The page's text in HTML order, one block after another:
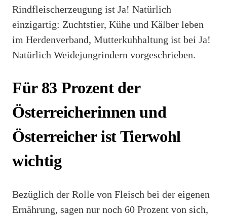
Rindfleischerzeugung ist Ja! Natürlich
einzigartig: Zuchtstier, Kühe und Kälber leben
im Herdenverband, Mutterkuhhaltung ist bei Ja!
Natürlich Weidejungrindern vorgeschrieben.
Für 83 Prozent der
Österreicherinnen und
Österreicher ist Tierwohl
wichtig
Bezüglich der Rolle von Fleisch bei der eigenen
Ernährung, sagen nur noch 60 Prozent von sich,